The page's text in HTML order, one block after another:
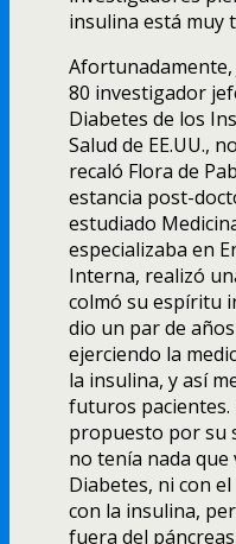
insulina está muy
Afortunadamente,
80 investigador
Diabetes de los
Salud de EE.UU.,
recaló Flora de
estancia post-
estudiado
especializaba en
Interna, realizó
colmó su espí­ritu
dio un par de
ejerciendo la
la insulina, y así­
futuros pacientes.
propuesto por su
no tení­a nada que
Diabetes, ni con
con la insulina,
fuera del